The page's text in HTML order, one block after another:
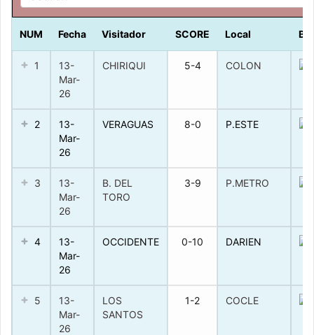
NUM Fecha Visitador SCORE Local
1
13-
Mar-
26
CHIRIQUI 5-4 COLON
2
13-
Mar-
26
VERAGUAS 8-0 P.ESTE
3
13-
Mar-
26
B. DEL
TORO
3-9 P.METRO
4
13-
Mar-
26
OCCIDENTE 0-10 DARIEN
5
13-
Mar-
26
LOS
SANTOS
1-2 COCLE